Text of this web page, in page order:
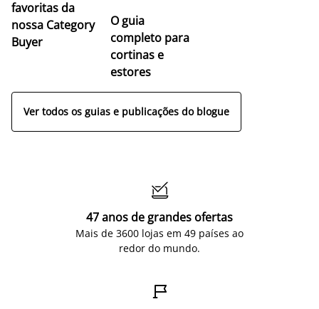
favoritas da
nossa Category
Buyer
O guia
completo para
cortinas e
estores
Ver todos os guias e publicações do blogue

47 anos de grandes ofertas
Mais de 3600 lojas em 49 países ao
redor do mundo.
